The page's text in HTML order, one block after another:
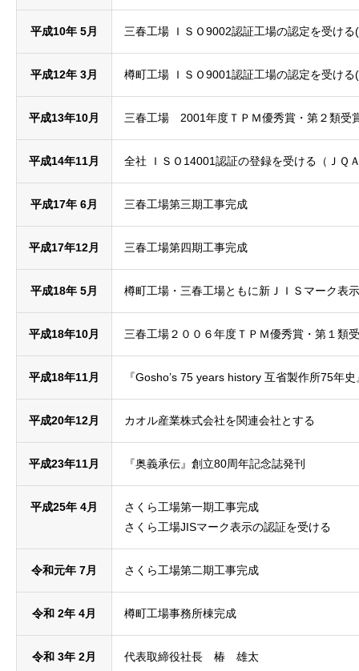
平成10年 5月 三春工場 ＩＳＯ9002認証工場の認定を受け
平成12年 3月 樽町工場 ＩＳＯ9001認証工場の認定を受ける
平成13年10月 三春工場 2001年度ＴＰＭ優秀賞・第２類受
平成14年11月 全社 ＩＳＯ14001認証の登録を受ける（ＪＱ
平成17年 6月 三春工場第三期工事完成
平成17年12月 三春工場第四期工事完成
平成18年 5月 樽町工場・三春工場ともに新ＪＩＳマーク表
平成18年10月 三春工場２００６年度ＴＰＭ優秀賞・第１類
平成18年11月 『Gosho’s 75 years history 互省製作所75年
平成20年12月 カオル産業株式会社を関連会社とする
平成23年11月 『奥義承伝』創立80周年記念誌発刊
平成25年 4月
さくら工場第一期工事完成
さくら工場JISマーク表示の認証を受ける
令和元年 7月 さくら工場第二期工事完成
令和 2年 4月 樽町工場事務所棟完成
令和 3年 2月 代表取締役社長 椿 雄太